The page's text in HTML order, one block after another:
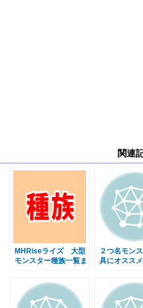
関連
MHRiseライズ 大型
モンスター種族一覧ま
２つ名モン
具にオスス